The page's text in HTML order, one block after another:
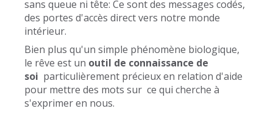
sans queue ni tête: Ce sont des messages codés,
des portes d'accès direct vers notre monde
intérieur.
Bien plus qu'un simple phénomène biologique,
le rêve est un outil de connaissance de
soi particulièrement précieux en relation d'aide
pour mettre des mots sur ce qui cherche à
s'exprimer en nous.